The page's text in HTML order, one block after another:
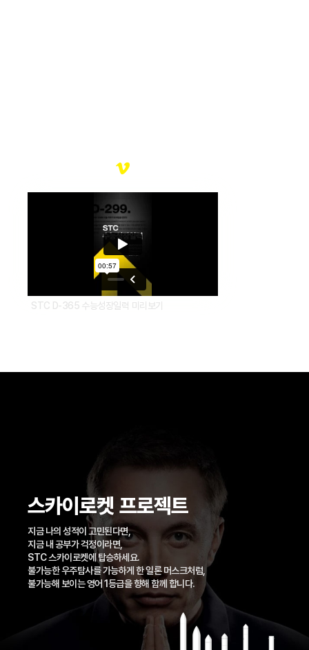
STC D-365 수능성장일력 미리보기
스카이로켓 프로젝트
지금 나의 성적이 고민된다면,
지금 내 공부가 걱정이라면,
STC 스카이로켓에 탑승하세요.
불가능한 우주탐사를 가능하게 한 일론 머스크처럼,
불가능해 보이는 영어 1등급을 향해 함께 합니다.